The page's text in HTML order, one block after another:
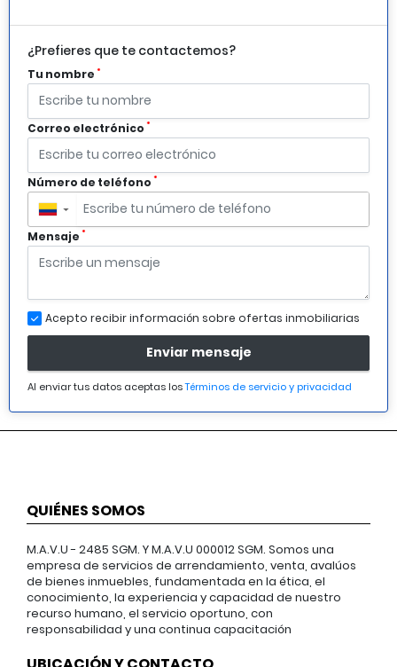
¿Prefieres que te contactemos?
Tu nombre *
Correo electrónico *
Número de teléfono *
▼
Mensaje *
Acepto recibir información sobre ofertas inmobiliarias
Enviar mensaje
Al enviar tus datos aceptas losTérminos de servicio y privacidad
QUIÉNES SOMOS
M.A.V.U - 2485 SGM. Y M.A.V.U 000012 SGM. Somos una
empresa de servicios de arrendamiento, venta, avalúos
de bienes inmuebles, fundamentada en la ética, el
conocimiento, la experiencia y capacidad de nuestro
recurso humano, el servicio oportuno, con
responsabilidad y una continua capacitación